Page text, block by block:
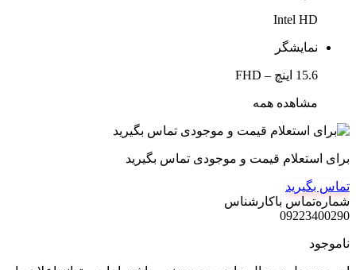
Intel HD
نمایشگر
15.6 اینچ – FHD
مشاهده همه
برای استعلام قیمت و موجودی تماس بگیرید
تماس بگیرید
شماره‌تماس‌ با‌کارشناس
09223400290
ناموجود